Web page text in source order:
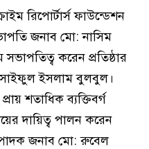
রিপোর্টার্স ফাউন্ডেশন
জনাব মো: নাসিম
সভাপতিত্ব করেন প্রতিষ্ঠার
ইসলাম বুলবুল।
শতাধিক ব্যক্তিবর্গ
দায়িত্ব পালন করেন
জনাব মো: রুবেল